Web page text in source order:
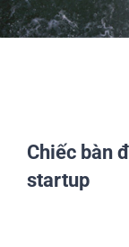
Chiếc bàn
startup